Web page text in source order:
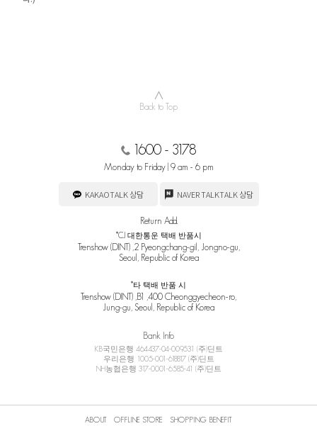
∧
Back to Top
1600 - 3178
Monday to Friday | 9 am - 6 pm
KAKAOTALK 상담 NAVER TALKTALK 상담
Return Add.
*CJ 대한통운 택배 반품시
Trenshow (DINT) ,2 Pyeongchang-gil, Jongno-gu,
Seoul, Republic of Korea
*타 택배 반품 시
Trenshow (DINT) ,B1 ,400 Cheonggyecheon-ro,
Jung-gu, Seoul, Republic of Korea
Bank Info
KB국민은행 464437-04-009531 (주)딘트
우리은행 1005-001-618817 (주)딘트
NH농협은행 317-0001-6585-41 (주)딘트
ABOUT OFFLINE STORE SHOPPING BENEFIT